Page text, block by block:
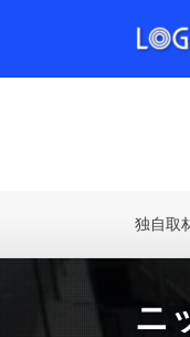
独自取
ニ